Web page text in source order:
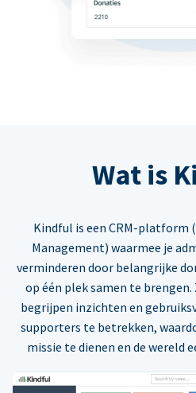
Wat is
Kindful is een CRM-platform
Management) waarmee je
verminderen door belangrijke
op één plek samen te
begrijpen inzichten en
supporters te betrekken,
missie te dienen en de wereld